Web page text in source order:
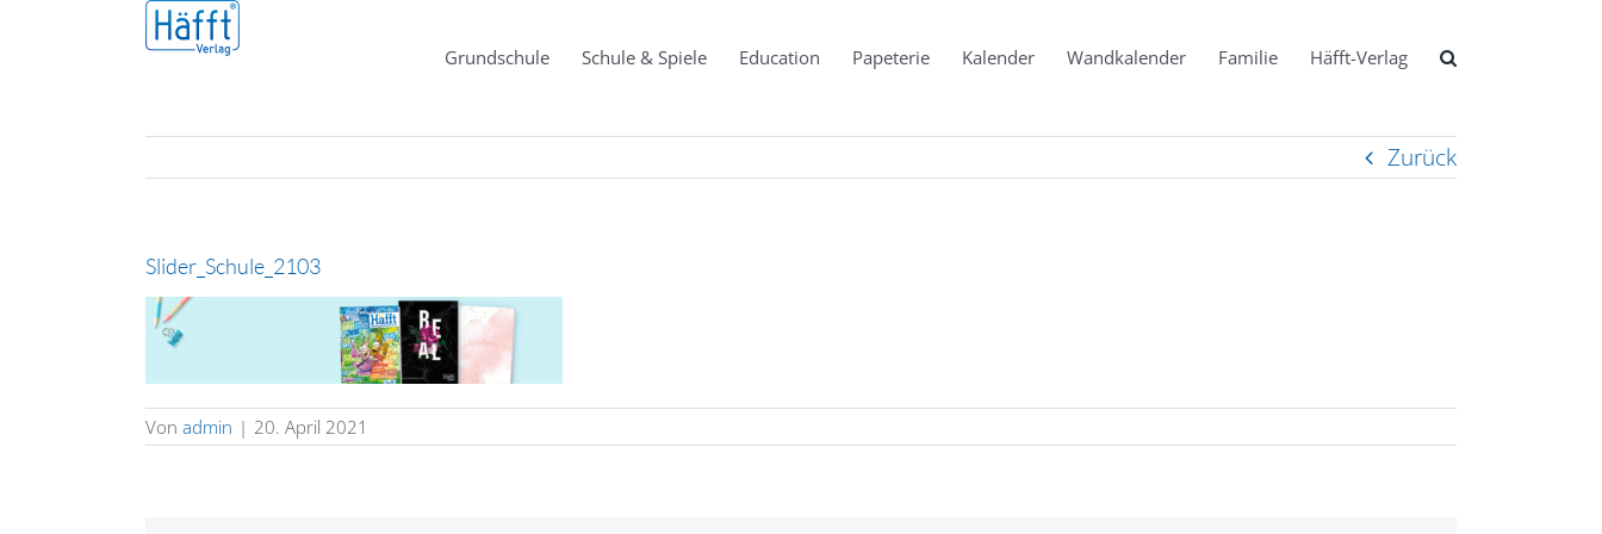
Grundschule Schule & Spiele Education Papeterie Kalender Wandkalender Familie Häfft-Verlag
Zurück
Slider_Schule_2103
Von admin | 20. April 2021